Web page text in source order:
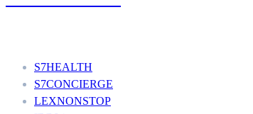
S7HEALTH
S7CONCIERGE
LEXNONSTOP